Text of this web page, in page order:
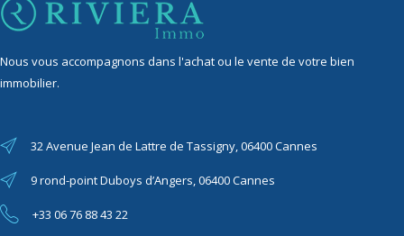
Nous vous accompagnons dans l'achat ou le vente de votre bien
immobilier.
32 Avenue Jean de Lattre de Tassigny, 06400 Cannes
9 rond-point Duboys d’Angers, 06400 Cannes
+33 06 76 88 43 22